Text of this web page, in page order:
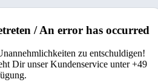
/ An error has occurred
zu entschuldigen!
Dir unser Kundenservice unter +49